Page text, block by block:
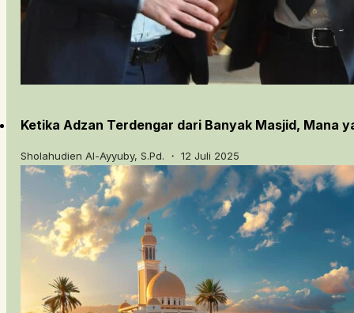
Ketika Adzan Terdengar dari Banyak Masjid, Mana
Sholahudien Al-Ayyuby, S.Pd. ・ 12 Juli 2025